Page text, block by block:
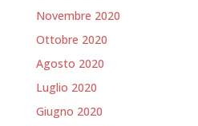
Novembre 2020
Ottobre 2020
Agosto 2020
Luglio 2020
Giugno 2020